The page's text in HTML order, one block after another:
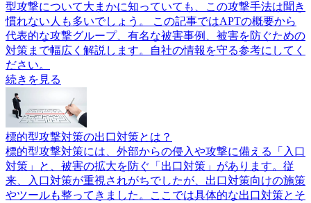
型攻撃について大まかに知っていても、この攻撃手法は聞き
慣れない人も多いでしょう。 この記事ではAPTの概要から
代表的な攻撃グループ、有名な被害事例、被害を防ぐための
対策まで幅広く解説します。自社の情報を守る参考にしてく
ださい。
続きを見る
標的型攻撃対策の出口対策とは？
標的型攻撃対策には、外部からの侵入や攻撃に備える「入口
対策」と、被害の拡大を防ぐ「出口対策」があります。従
来、入口対策が重視されがちでしたが、出口対策向けの施策
やツールも整ってきました。ここでは具体的な出口対策とそ